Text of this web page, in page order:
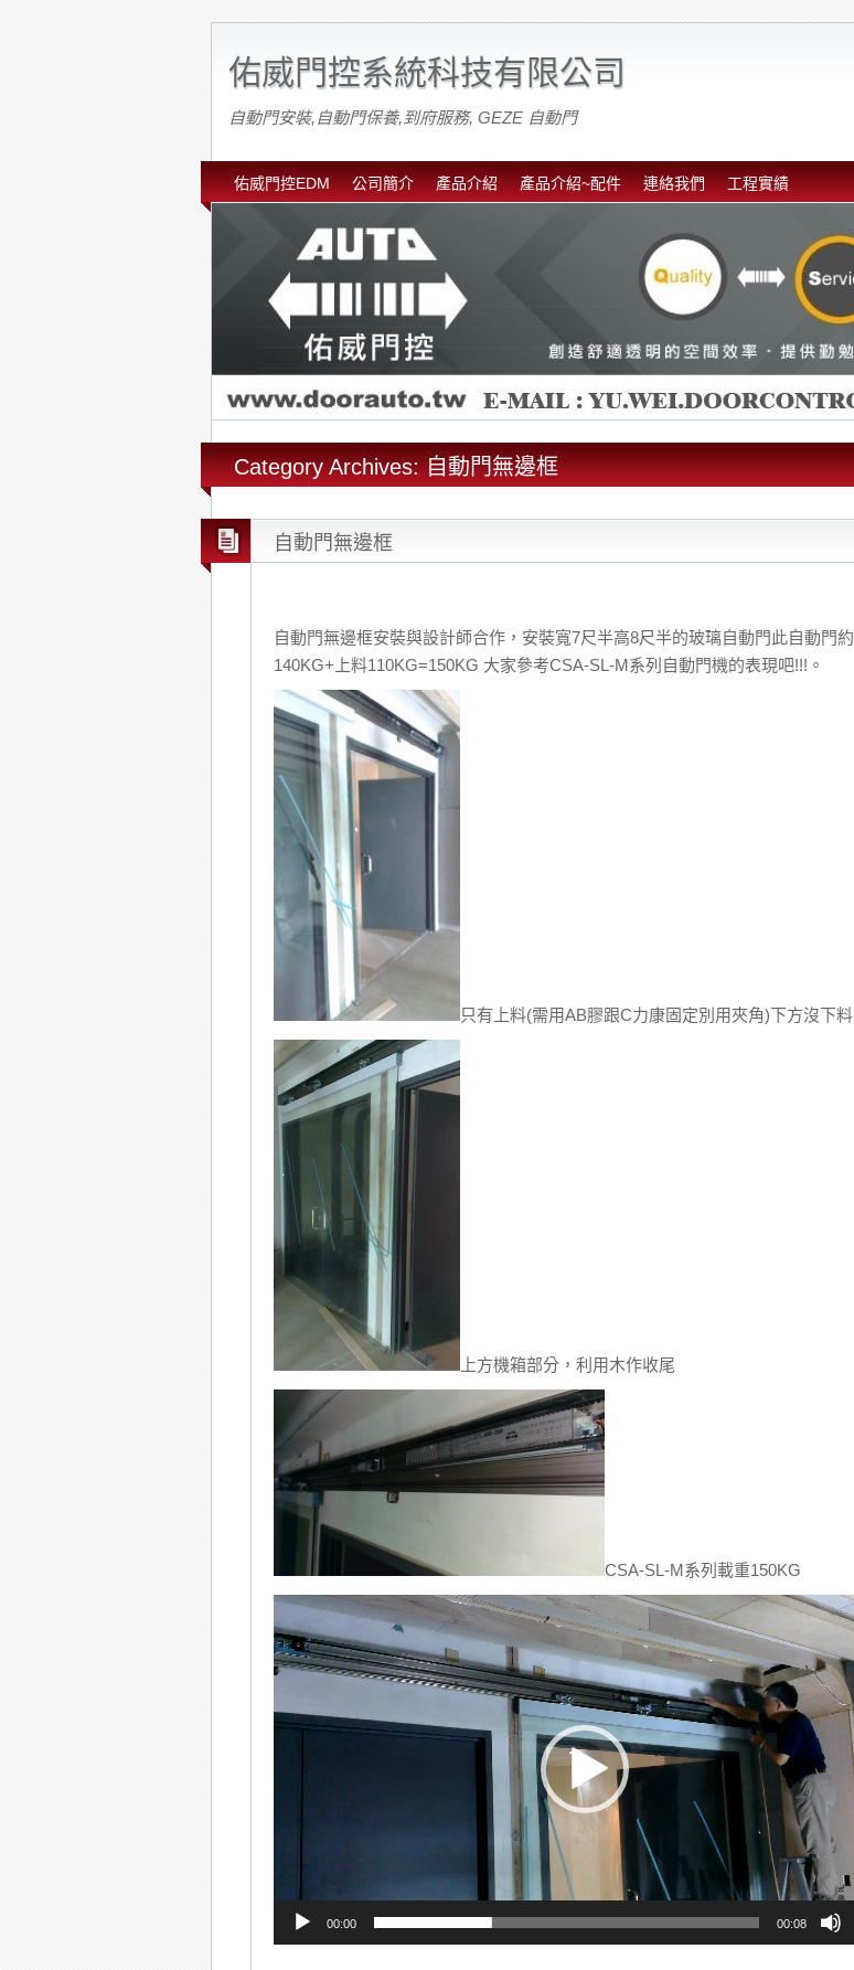
佑威門控系統科技有限公司
自動門安裝,自動門保養,到府服務, GEZE 自動門
佑威門控EDM 公司簡介 產品介紹 產品介紹~配件 連絡我們 工程實績
Category Archives: 自動門無邊框
自動門無邊框
自動門無邊框安裝與設計師合作，安裝寬7尺半高8尺半的玻璃自動門此自動門約
140KG+上料110KG=150KG 大家參考CSA-SL-M系列自動門機的表現吧!!!。
只有上料(需用AB膠跟C力康固定別用夾角)下方沒下料
上方機箱部分，利用木作收尾
CSA-SL-M系列載重150KG
Video
Player
00:00 00:08